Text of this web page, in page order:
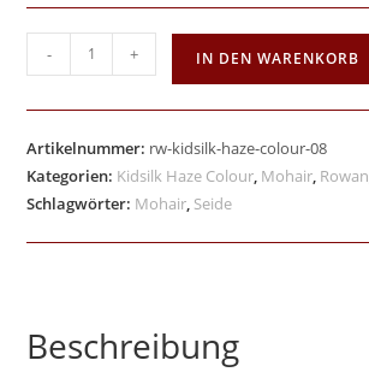
- + IN DEN WARENKORB
Artikelnummer: rw-kidsilk-haze-colour-08
Kategorien: Kidsilk Haze Colour, Mohair, Rowan
Schlagwörter: Mohair, Seide
Beschreibung